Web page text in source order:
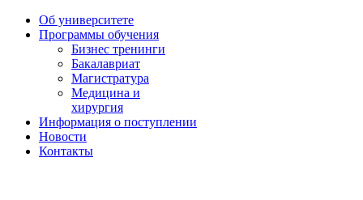
Об университете
Программы обучения
Бизнес тренинги
Бакалавриат
Магистратура
Медицина и
хирургия
Информация о поступлении
Новости
Контакты